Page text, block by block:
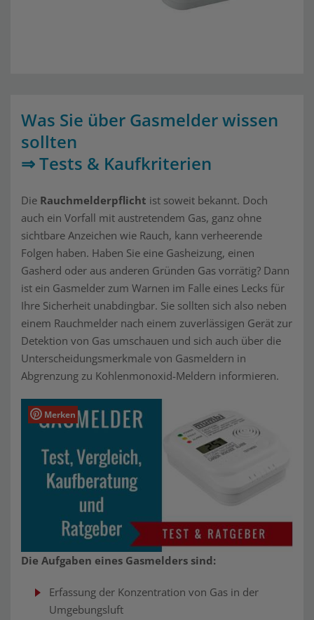
Was Sie über Gasmelder wissen
sollten
⇒ Tests & Kaufkriterien
Die Rauchmelderpflicht ist soweit bekannt. Doch
auch ein Vorfall mit austretendem Gas, ganz ohne
sichtbare Anzeichen wie Rauch, kann verheerende
Folgen haben. Haben Sie eine Gasheizung, einen
Gasherd oder aus anderen Gründen Gas vorrätig? Dann
ist ein Gasmelder zum Warnen im Falle eines Lecks für
Ihre Sicherheit unabdingbar. Sie sollten sich also neben
einem Rauchmelder nach einem zuverlässigen Gerät zur
Detektion von Gas umschauen und sich auch über die
Unterscheidungsmerkmale von Gasmeldern in
Abgrenzung zu Kohlenmonoxid-Meldern informieren.
Merken
Die Aufgaben eines Gasmelders sind:
Erfassung der Konzentration von Gas in der
Umgebungsluft